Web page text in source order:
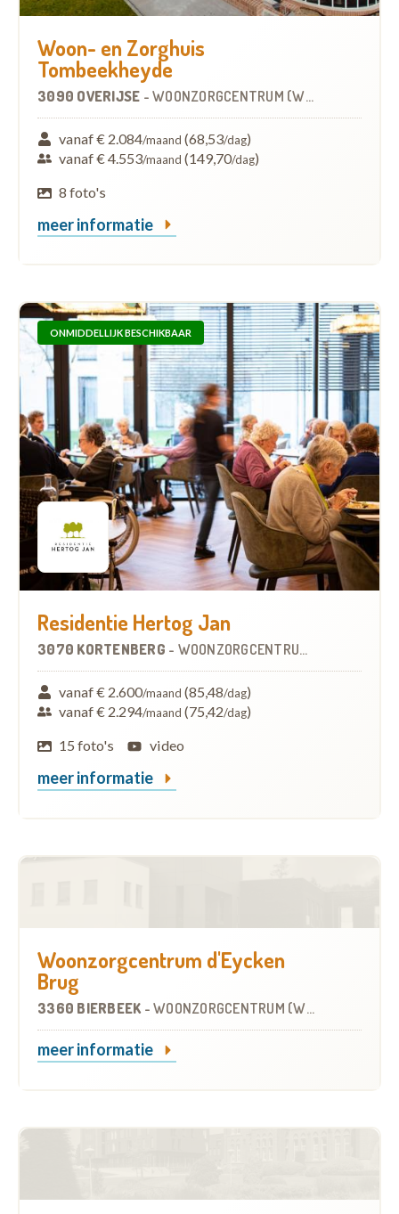
Woon- en Zorghuis
Tombeekheyde
3090 OVERIJSE - WOONZORGCENTRUM (WZC)
vanaf € 2.084/maand (68,53/dag)
vanaf € 4.553/maand (149,70/dag)
8 foto's
meer informatie
ONMIDDELLIJK BESCHIKBAAR
Residentie Hertog Jan
3070 KORTENBERG - WOONZORGCENTRUM (WZC)
vanaf € 2.600/maand (85,48/dag)
vanaf € 2.294/maand (75,42/dag)
15 foto's
video
meer informatie
Woonzorgcentrum d'Eycken
Brug
3360 BIERBEEK - WOONZORGCENTRUM (WZC)
meer informatie